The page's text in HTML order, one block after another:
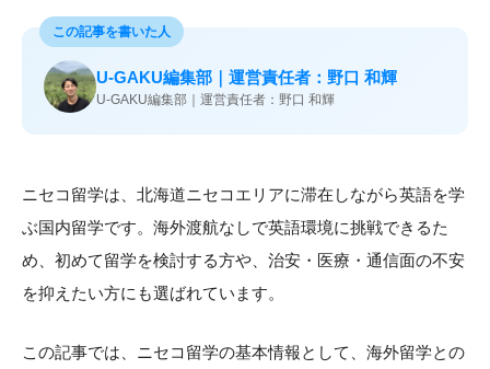
（セブ）
（沖縄）
（徳島）
イングリッシュキャン
中高生向け留学
◉大学生以上向け
国内ワーホリ
社会課題解決型
海外インターン
◉親子向け
親子留学
この記事を書いた人
U-GAKU編集部｜運営責任者：野口 和輝
U-GAKU編集部｜運営責任者：野口 和輝
ニセコ留学は、北海道ニセコエリアに滞在しながら英語を学
ぶ国内留学です。海外渡航なしで英語環境に挑戦できるた
め、初めて留学を検討する方や、治安・医療・通信面の不安
を抑えたい方にも選ばれています。
この記事では、ニセコ留学の基本情報として、海外留学との